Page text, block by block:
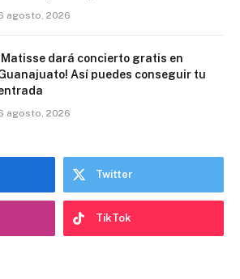
agosto, 2026
dará concierto gratis en
Así puedes conseguir tu
agosto, 2026
Twitter
TikTok